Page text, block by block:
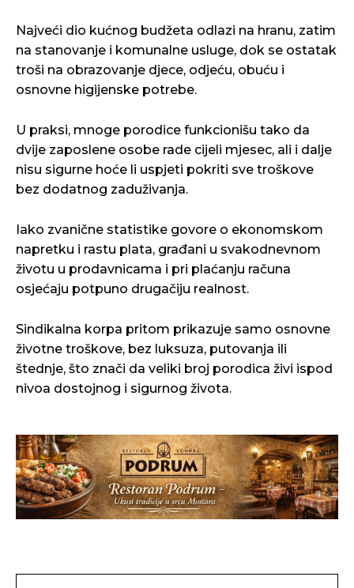
Najveći dio kućnog budžeta odlazi na hranu, zatim
na stanovanje i komunalne usluge, dok se ostatak
troši na obrazovanje djece, odjeću, obuću i
osnovne higijenske potrebe.
U praksi, mnoge porodice funkcionišu tako da
dvije zaposlene osobe rade cijeli mjesec, ali i dalje
nisu sigurne hoće li uspjeti pokriti sve troškove
bez dodatnog zaduživanja.
Iako zvanične statistike govore o ekonomskom
napretku i rastu plata, građani u svakodnevnom
životu u prodavnicama i pri plaćanju računa
osjećaju potpuno drugačiju realnost.
Sindikalna korpa pritom prikazuje samo osnovne
životne troškove, bez luksuza, putovanja ili
štednje, što znači da veliki broj porodica živi ispod
nivoa dostojnog i sigurnog života.